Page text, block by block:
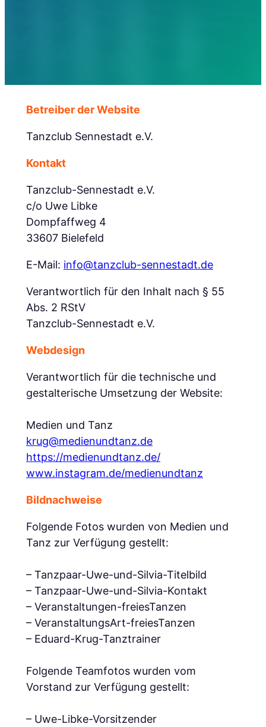
Betreiber der Website
Tanzclub Sennestadt e.V.
Kontakt
Tanzclub-Sennestadt e.V.
c/o Uwe Libke
Dompfaffweg 4
33607 Bielefeld
E-Mail: info@tanzclub-sennestadt.de
Verantwortlich für den Inhalt nach § 55
Abs. 2 RStV
Tanzclub-Sennestadt e.V.
Webdesign
Verantwortlich für die technische und
gestalterische Umsetzung der Website:
Medien und Tanz
krug@medienundtanz.de
https://medienundtanz.de/
www.instagram.de/medienundtanz
Bildnachweise
Folgende Fotos wurden von Medien und
Tanz zur Verfügung gestellt:
– Tanzpaar-Uwe-und-Silvia-Titelbild
– Tanzpaar-Uwe-und-Silvia-Kontakt
– Veranstaltungen-freiesTanzen
– VeranstaltungsArt-freiesTanzen
– Eduard-Krug-Tanztrainer
Folgende Teamfotos wurden vom
Vorstand zur Verfügung gestellt:
– Uwe-Libke-Vorsitzender